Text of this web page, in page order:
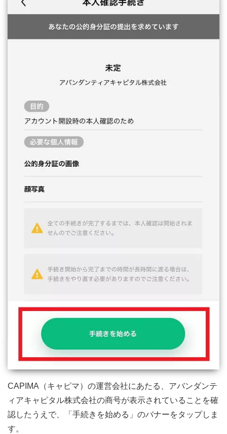
CAPIMA（キャピマ）の運営会社にあたる、アバンダンテ
ィアキャピタル株式会社の商号が表示されていることを確
認したうえで、「手続きを始める」のバナーをタップしま
す。